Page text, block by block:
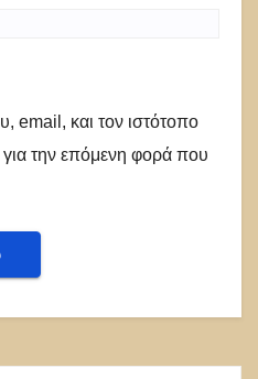
email, και τον ιστότοπο
την επόμενη φορά που